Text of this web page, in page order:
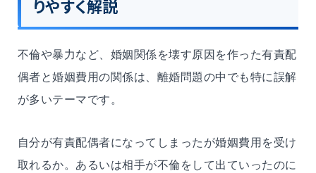
りやすく解説
不倫や暴力など、婚姻関係を壊す原因を作った有責配
偶者と婚姻費用の関係は、離婚問題の中でも特に誤解
が多いテーマです。
自分が有責配偶者になってしまったが婚姻費用を受け
取れるか。あるいは相手が不倫をして出ていったのに